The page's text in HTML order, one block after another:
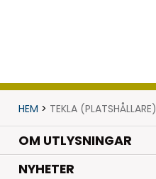
HEM > TEKLA (PLATSHÅLLARE)
OM UTLYSNINGAR
NYHETER.